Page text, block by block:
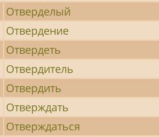
Отверделый
Отвердение
Отвердеть
Отвердитель
Отвердить
Отверждать
Отверждаться